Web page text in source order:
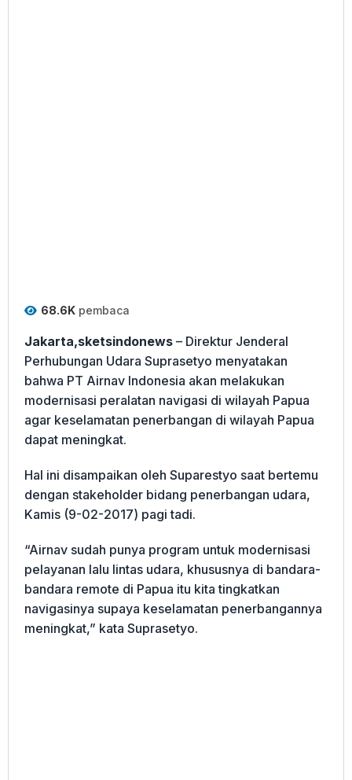
68.6K pembaca
Jakarta,sketsindonews – Direktur Jenderal
Perhubungan Udara Suprasetyo menyatakan
bahwa PT Airnav Indonesia akan melakukan
modernisasi peralatan navigasi di wilayah Papua
agar keselamatan penerbangan di wilayah Papua
dapat meningkat.
Hal ini disampaikan oleh Suparestyo saat bertemu
dengan stakeholder bidang penerbangan udara,
Kamis (9-02-2017) pagi tadi.
“Airnav sudah punya program untuk modernisasi
pelayanan lalu lintas udara, khususnya di bandara-
bandara remote di Papua itu kita tingkatkan
navigasinya supaya keselamatan penerbangannya
meningkat,” kata Suprasetyo.